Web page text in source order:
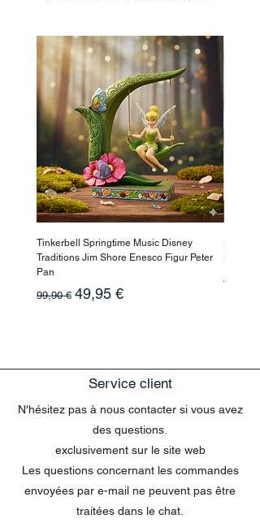
Tinkerbell Springtime Music Disney
Traditions Jim Shore Enesco Figur Peter
Pan
Prix original
99,90 € Prix promotionnel
49,95 €
Prix
10,90 €
Service client
N'hésitez pas à nous contacter si vous avez
des questions.
exclusivement sur le site web
Les questions concernant les commandes
envoyées par e-mail ne peuvent pas être
traitées dans le chat.